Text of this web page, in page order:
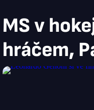
MS v
hráčem,